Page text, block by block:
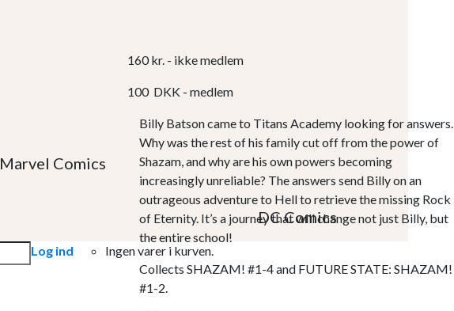
Marvel Comics
DC Comics
Log ind Ingen varer i kurven.
160kr. - ikke medlem
100 DKK - medlem
Billy Batson came to Titans Academy looking for answers.
Why was the rest of his family cut off from the power of
Shazam, and why are his own powers becoming
increasingly unreliable? The answers send Billy on an
outrageous adventure to Hell to retrieve the missing Rock
of Eternity. It’s a journey that will change not just Billy, but
the entire school!
Collects SHAZAM! #1-4 and FUTURE STATE: SHAZAM!
#1-2.